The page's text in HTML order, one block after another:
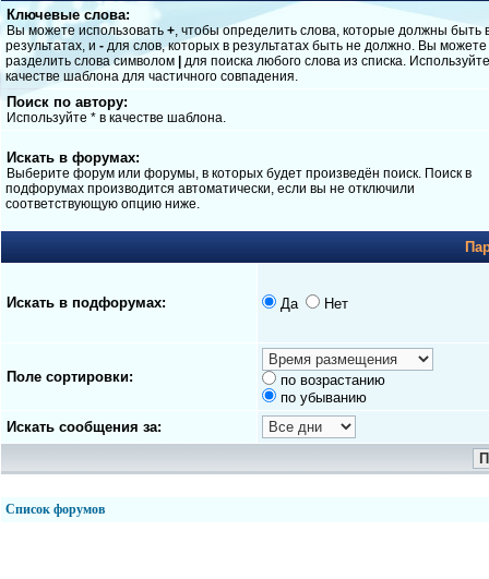
Ключевые слова:
Вы можете использовать +, чтобы определить слова, которые должны быть
результатах, и - для слов, которых в результатах быть не должно. Вы можете
разделить слова символом
для поиска любого слова из списка.
качестве шаблона для частичного совпадения.
Поиск по автору:
Используйте * в качестве шаблона.
Искать в форумах:
Выберите форум или форумы, в которых будет произведён поиск. Поиск в
подфорумах производится автоматически, если вы не отключили
соответствующую опцию ниже.
Искать в подфорумах: Да Нет
Поле сортировки:
по возрастанию
по убыванию
Искать сообщения за:
Список форумов